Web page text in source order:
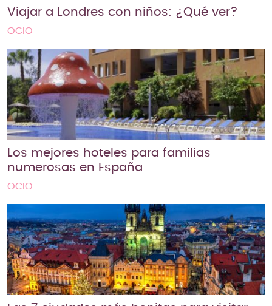
Viajar a Londres con niños: ¿Qué ver?
OCIO
Los mejores hoteles para familias
numerosas en España
OCIO